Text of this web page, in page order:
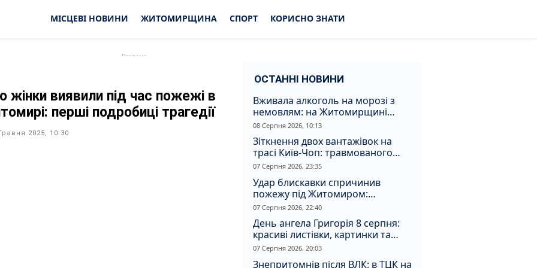
МІСЦЕВІ НОВИНИ ЖИТОМИРЩИНА СПОРТ КОРИСНО ЗНАТИ
жінки виявили під час пожежі в
перші подробиці трагедії
2025, 10:30
ОСТАННІ НОВИНИ
Вживала алкоголь на морозі з
немовлям: на Житомирщині
засудили матір, через яку дитина
отримала обмороження
08 Серпня 2026, 10:13
Зіткнення двох вантажівок на
трасі Київ-Чоп: травмованого
водія забрали до лікарні
07 Серпня 2026, 23:35
Удар блискавки спричинив
пожежу під Житомиром:
рятувальники витягли з вогню
кота
07 Серпня 2026, 22:40
День ангела Григорія 8 серпня:
красиві листівки, картинки та
душевні привітання
07 Серпня 2026, 20:03
Знепритомнів після ВЛК: в ТЦК на